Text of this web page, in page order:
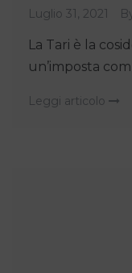
Luglio 31, 2021
La Tari è la
un’imposta
Leggi articolo